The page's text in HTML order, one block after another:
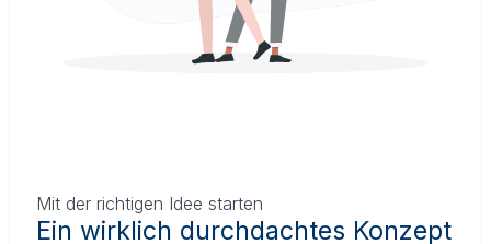
Mit der richtigen Idee starten
Ein wirklich durchdachtes Konzept